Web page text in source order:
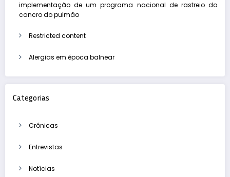
implementação de um programa nacional de rastreio do
cancro do pulmão
Restricted content
Alergias em época balnear
Categorias
Crónicas
Entrevistas
Notícias